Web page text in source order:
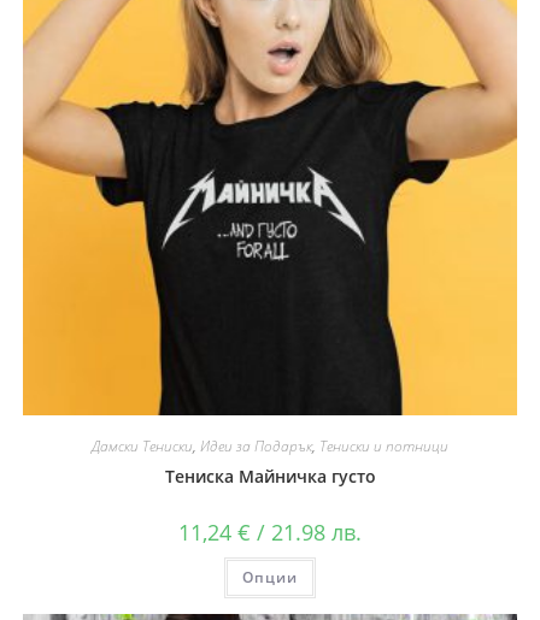
Дамски Тениски, Идеи за Подарък, Тениски и потници
Тениска Майничка густо
11,24 € / 21.98 лв.
Опции